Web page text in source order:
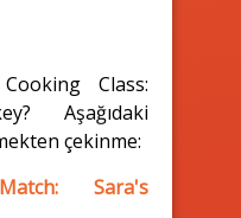
Class:
Aşağıdaki
çekinme:
Sara's